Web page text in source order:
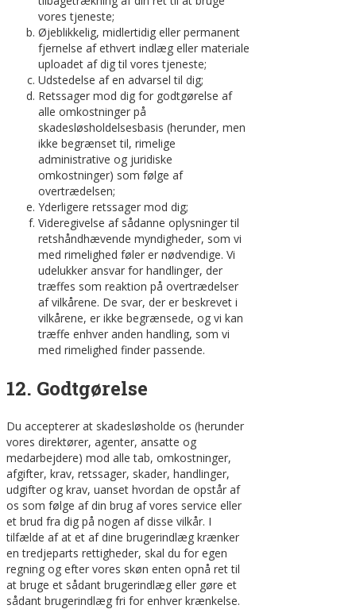
vores tjeneste;
Øjeblikkelig, midlertidig eller permanent
fjernelse af ethvert indlæg eller materiale
uploadet af dig til vores tjeneste;
Udstedelse af en advarsel til dig;
Retssager mod dig for godtgørelse af
alle omkostninger på
skadesløsholdelsesbasis (herunder, men
ikke begrænset til, rimelige
administrative og juridiske
omkostninger) som følge af
overtrædelsen;
Yderligere retssager mod dig;
Videregivelse af sådanne oplysninger til
retshåndhævende myndigheder, som vi
med rimelighed føler er nødvendige. Vi
udelukker ansvar for handlinger, der
træffes som reaktion på overtrædelser
af vilkårene. De svar, der er beskrevet i
vilkårene, er ikke begrænsede, og vi kan
træffe enhver anden handling, som vi
med rimelighed finder passende.
12. Godtgørelse
Du accepterer at skadesløsholde os (herunder
vores direktører, agenter, ansatte og
medarbejdere) mod alle tab, omkostninger,
afgifter, krav, retssager, skader, handlinger,
udgifter og krav, uanset hvordan de opstår af
os som følge af din brug af vores service eller
et brud fra dig på nogen af disse vilkår. I
tilfælde af at et af dine brugerindlæg krænker
en tredjeparts rettigheder, skal du for egen
regning og efter vores skøn enten opnå ret til
at bruge et sådant brugerindlæg eller gøre et
sådant brugerindlæg fri for enhver krænkelse.